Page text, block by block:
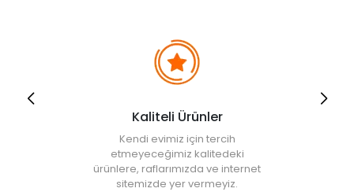
Kaliteli Ürünler
Kendi evimiz için tercih
etmeyeceğimiz kalitedeki
ürünlere, raflarımızda ve internet
sitemizde yer vermeyiz.